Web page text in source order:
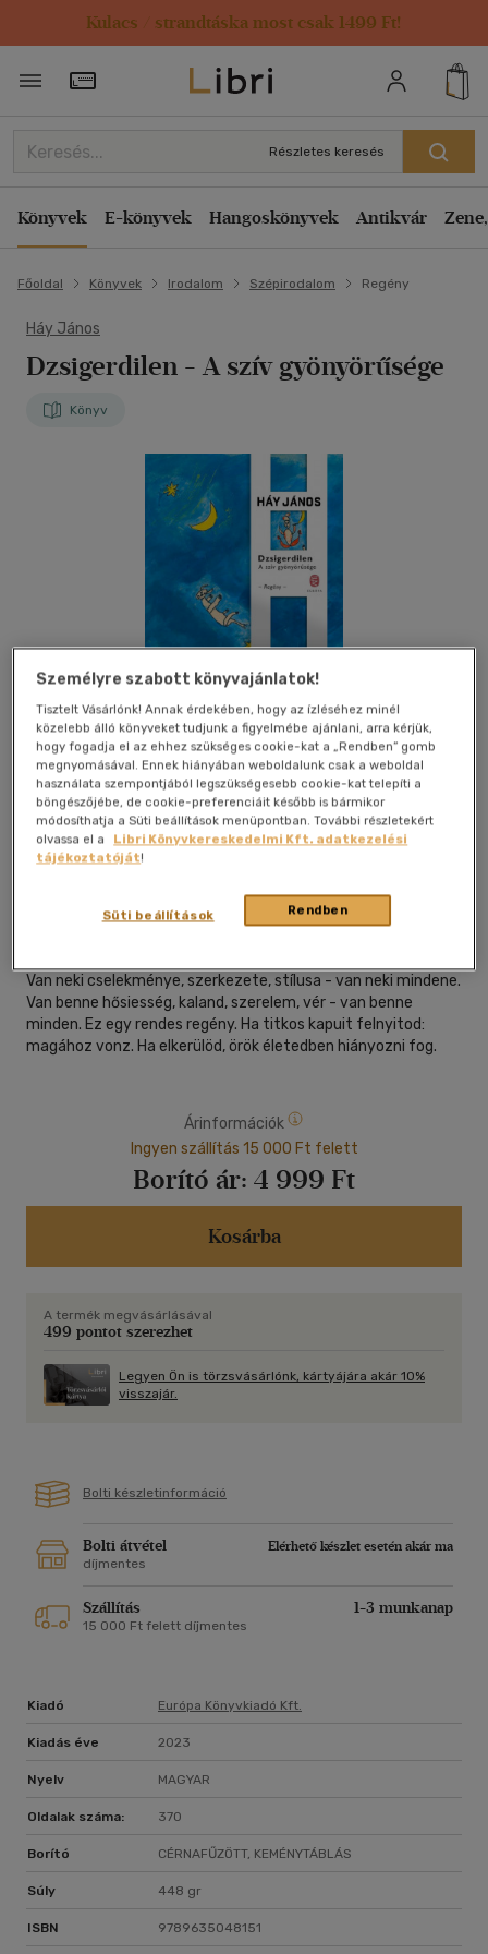
Kulacs / strandtáska most csak 1499 Ft!
Törzsvásárlói Kártya adatai
Részletes keresés
Könyvek E-könyvek Hangoskönyvek Antikvár
Főoldal Könyvek Irodalom Szépirodalom Regény
Háy János
Dzsigerdilen - A szív gyönyörűsége
Könyv
Kívánságlistához adom Megosztom
Európa Könyvkiadó Kft.|2023
magyar nyelvű
|370 oldal
Van neki cselekménye, szerkezete, stílusa - van neki mindene.
Van benne hősiesség, kaland, szerelem, vér - van benne
minden. Ez egy rendes regény. Ha titkos kapuit felnyitod:
magához vonz. Ha elkerülöd, örök életedben hiányozni fog.
Árinformációk
Ingyen szállítás 15 000 Ft felett
Borító ár: 4 999 Ft
Kosárba
A termék megvásárlásával
499 pontot szerezhet
Legyen Ön is törzsvásárlónk, kártyájára akár 10%
visszajár.
Bolti készletinformáció
Bolti átvétel
Elérhető készlet esetén akár ma
díjmentes
Szállítás 1-3 munkanap
15 000 Ft felett díjmentes
Kiadó Európa Könyvkiadó Kft.
Kiadás éve 2023
Nyelv MAGYAR
Oldalak száma: 370
Borító CÉRNAFŰZÖTT, KEMÉNYTÁBLÁS
Súly 448 gr
ISBN 9789635048151
Személyre szabott könyvajánlatok!
Tisztelt Vásárlónk! Annak érdekében, hogy az ízléséhez minél
közelebb álló könyveket tudjunk a figyelmébe ajánlani, arra kérjük,
hogy fogadja el az ehhez szükséges cookie-kat a „Rendben” gomb
megnyomásával. Ennek hiányában weboldalunk csak a weboldal
használata szempontjából legszükségesebb cookie-kat telepíti a
böngészőjébe, de cookie-preferenciáit később is bármikor
módosíthatja a Süti beállítások menüpontban. További részletekért
olvassa el a
Libri Könyvkereskedelmi Kft. adatkezelési
tájékoztatóját!
Rendben
Süti beállítások